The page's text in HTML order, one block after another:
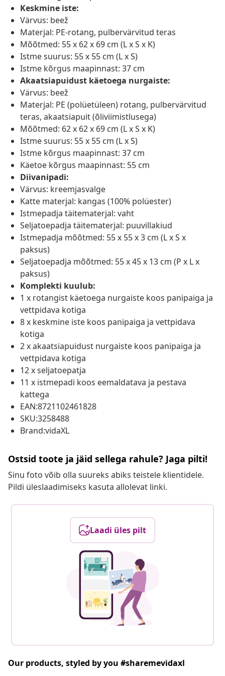
Keskmine iste:
Värvus: beež
Materjal: PE-rotang, pulbervärvitud teras
Mõõtmed: 55 x 62 x 69 cm (L x S x K)
Istme suurus: 55 x 55 cm (L x S)
Istme kõrgus maapinnast: 37 cm
Akaatsiapuidust käetoega nurgaiste:
Värvus: beež
Materjal: PE (polüetüleen) rotang, pulbervärvitud
teras, akaatsiapuit (õliviimistlusega)
Mõõtmed: 62 x 62 x 69 cm (L x S x K)
Istme suurus: 55 x 55 cm (L x S)
Istme kõrgus maapinnast: 37 cm
Käetoe kõrgus maapinnast: 55 cm
Diivanipadi:
Värvus: kreemjasvalge
Katte materjal: kangas (100% polüester)
Istmepadja täitematerjal: vaht
Seljatoepadja täitematerjal: puuvillakiud
Istmepadja mõõtmed: 55 x 55 x 3 cm (L x S x
paksus)
Seljatoepadja mõõtmed: 55 x 45 x 13 cm (P x L x
paksus)
Komplekti kuulub:
1 x rotangist käetoega nurgaiste koos panipaiga ja
vettpidava kotiga
8 x keskmine iste koos panipaiga ja vettpidava
kotiga
2 x akaatsiapuidust nurgaiste koos panipaiga ja
vettpidava kotiga
12 x seljatoepatja
11 x istmepadi koos eemaldatava ja pestava
kattega
EAN:8721102461828
SKU:3258488
Brand:vidaXL
Ostsid toote ja jäid sellega rahule? Jaga pilti!
Sinu foto võib olla suureks abiks teistele klientidele.
Pildi üleslaadimiseks kasuta allolevat linki.
Laadi üles pilt
Our products, styled by you #sharemevidaxl